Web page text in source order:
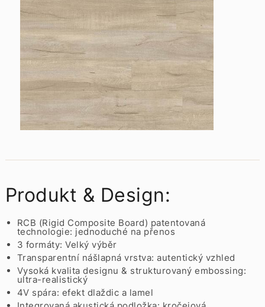
Produkt & Design:
RCB (Rigid Composite Board) patentovaná
technologie: jednoduché na přenos
3 formáty: Velký výběr
Transparentní nášlapná vrstva: autentický vzhled
Vysoká kvalita designu & strukturovaný embossing:
ultra-realistický
4V spára: efekt dlaždic a lamel